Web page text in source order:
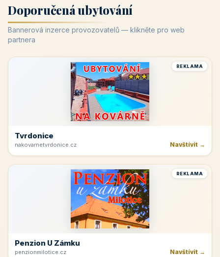
Doporučená ubytování
Bannerová inzerce provozovatelů — klikněte pro web
partnera
REKLAMA
Tvrdonice
nakovarnetvrdonice.cz Navštívit →
REKLAMA
Penzion U Zámku
penzionmilotice.cz Navštívit →